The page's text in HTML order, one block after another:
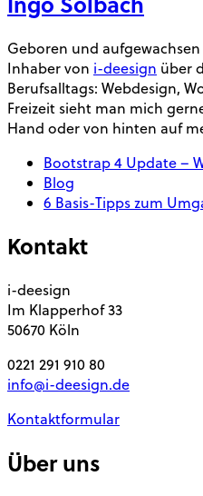
Geboren und
Inhaber von i-deesign über
Berufsalltags: Webdesign,
Freizeit sieht man mich
Hand oder von hinten auf
Bootstrap 4 Update –
Blog
6 Basis-Tipps zum
Kontakt
i-deesign
Im Klapperhof 33
50670 Köln
0221 291 910 80
info@i-deesign.de
Kontaktformular
Über uns